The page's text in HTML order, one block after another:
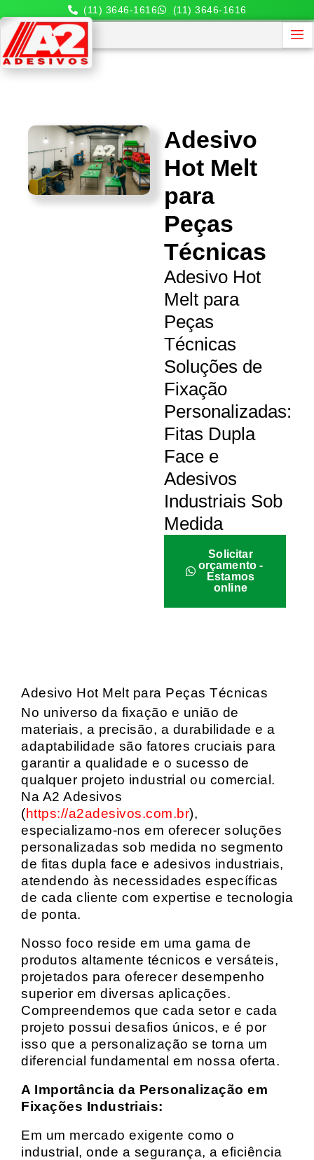
(11) 3646-1616 (11) 3646-1616
Adesivo
Hot Melt
para
Peças
Técnicas
Adesivo Hot
Melt para
Peças
Técnicas
Soluções de
Fixação
Personalizadas:
Fitas Dupla
Face e
Adesivos
Industriais Sob
Medida
Solicitar
orçamento -
Estamos
online
Adesivo Hot Melt para Peças Técnicas
No universo da fixação e união de
materiais, a precisão, a durabilidade e a
adaptabilidade são fatores cruciais para
garantir a qualidade e o sucesso de
qualquer projeto industrial ou comercial.
Na A2 Adesivos
(https://a2adesivos.com.br),
especializamo-nos em oferecer soluções
personalizadas sob medida no segmento
de fitas dupla face e adesivos industriais,
atendendo às necessidades específicas
de cada cliente com expertise e tecnologia
de ponta.
Nosso foco reside em uma gama de
produtos altamente técnicos e versáteis,
projetados para oferecer desempenho
superior em diversas aplicações.
Compreendemos que cada setor e cada
projeto possui desafios únicos, e é por
isso que a personalização se torna um
diferencial fundamental em nossa oferta.
A Importância da Personalização em
Fixações Industriais:
Em um mercado exigente como o
industrial, onde a segurança, a eficiência